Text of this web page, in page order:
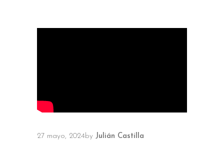
27 mayo, 2024 by Julián Castilla